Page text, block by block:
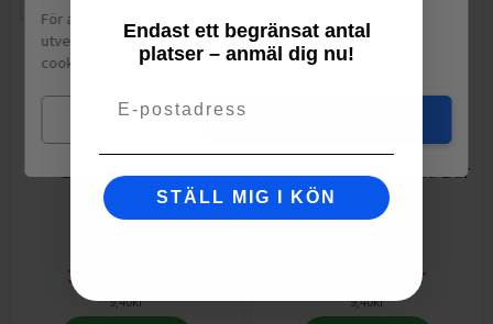
Barn Dessert &
Mellanmål
ICA I Love Eco90g
3
9,40kr
Fruktsmoothie Röda Bär
ICA I Love Eco
kr
9,40kr
För att leverera en personlig upplevelse, mäta sajtens
utveckling och ha sociala medier-koppling använder vi
cookies.
Läs mer
Mina val
Endast ett begränsat antal
platser – anmäl dig nu!
STÄLL MIG I KÖN